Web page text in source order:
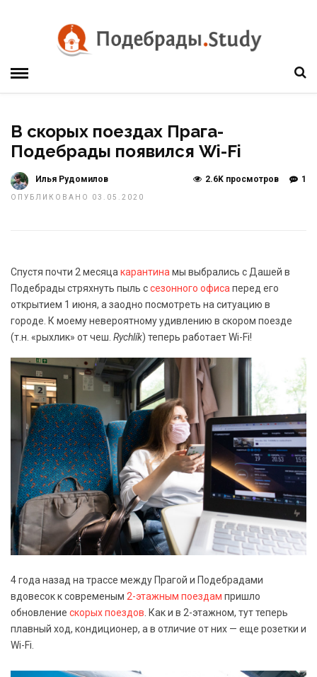
В скорых поездах Прага-
Подебрады появился Wi-Fi
Илья Рудомилов
ОПУБЛИКОВАНО 03.05.2020
1
2.6K просмотров
Спустя почти 2 месяца карантина мы выбрались с Дашей в
Подебрады стряхнуть пыль ссезонного офиса перед его
открытием 1 июня, а заодно посмотреть на ситуацию в
городе. К моему невероятному удивлению в скором поезде
(т.н. «рыхлик» от чеш. Rychlík) теперь работает Wi-Fi!
4 года назад на трассе между Прагой и Подебрадами
вдовесок к современым 2-этажным поездам пришло
обновление скорых поездов . Как и в 2-этажном, тут теперь
плавный ход, кондиционер, а в отличие от них — еще розетки и
Wi-Fi.